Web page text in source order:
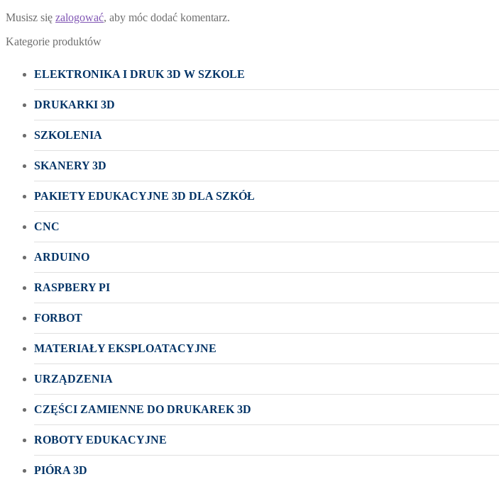
Musisz się zalogować, aby móc dodać komentarz.
Kategorie produktów
ELEKTRONIKA I DRUK 3D W SZKOLE
DRUKARKI 3D
SZKOLENIA
SKANERY 3D
PAKIETY EDUKACYJNE 3D DLA SZKÓŁ
CNC
ARDUINO
RASPBERY PI
FORBOT
MATERIAŁY EKSPLOATACYJNE
URZĄDZENIA
CZĘŚCI ZAMIENNE DO DRUKAREK 3D
ROBOTY EDUKACYJNE
PIÓRA 3D